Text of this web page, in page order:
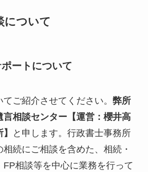
について
ートについて
ご紹介させてください。 弊所
言相談センター【運営：櫻井高
と申します。行政書士事務所
続にご相談を含めた、相続・
相談等を中心に業務を行って